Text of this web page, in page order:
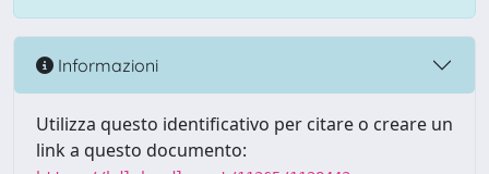
Informazioni
Utilizza questo identificativo per citare o creare un
link a questo documento: